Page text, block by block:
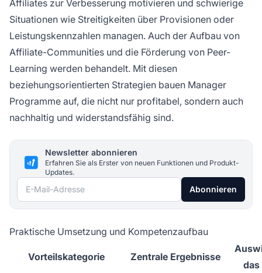
Affiliates zur Verbesserung motivieren und schwierige
Situationen wie Streitigkeiten über Provisionen oder
Leistungskennzahlen managen. Auch der Aufbau von
Affiliate-Communities und die Förderung von Peer-
Learning werden behandelt. Mit diesen
beziehungsorientierten Strategien bauen Manager
Programme auf, die nicht nur profitabel, sondern auch
nachhaltig und widerstandsfähig sind.
Newsletter abonnieren
Erfahren Sie als Erster von neuen Funktionen und Produkt-
Updates.
E-Mail-Adresse Abonnieren
Praktische Umsetzung und Kompetenzaufbau
Vorteilskategorie Zentrale Ergebnisse
das